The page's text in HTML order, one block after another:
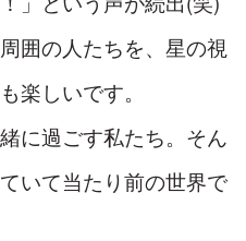
囲の人たちを、星の視
楽しいです。
に過ごす私たち。そん
いて当たり前の世界で